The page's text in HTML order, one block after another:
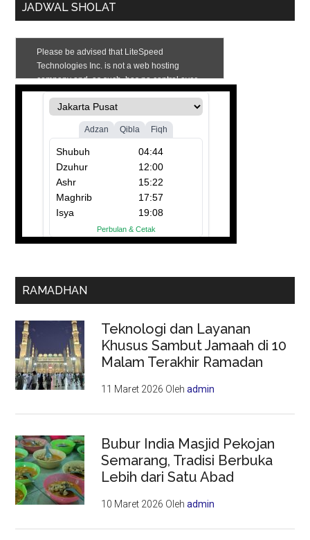
JADWAL SHOLAT
RAMADHAN
Teknologi dan Layanan
Khusus Sambut Jamaah di 10
Malam Terakhir Ramadan
11 Maret 2026 Olehadmin
Bubur India Masjid Pekojan
Semarang, Tradisi Berbuka
Lebih dari Satu Abad
10 Maret 2026 Olehadmin